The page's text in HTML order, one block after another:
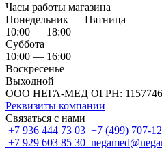
Часы работы магазина
Понедельник — Пятница
10:00 — 18:00
Суббота
10:00 — 16:00
Воскресенье
Выходной
ООО НЕГА-МЕД ОГРН:
Реквизиты компании
Связаться с нами
+7 936 444 73 03 +7 (499) 707-
+7 929 603 85 30